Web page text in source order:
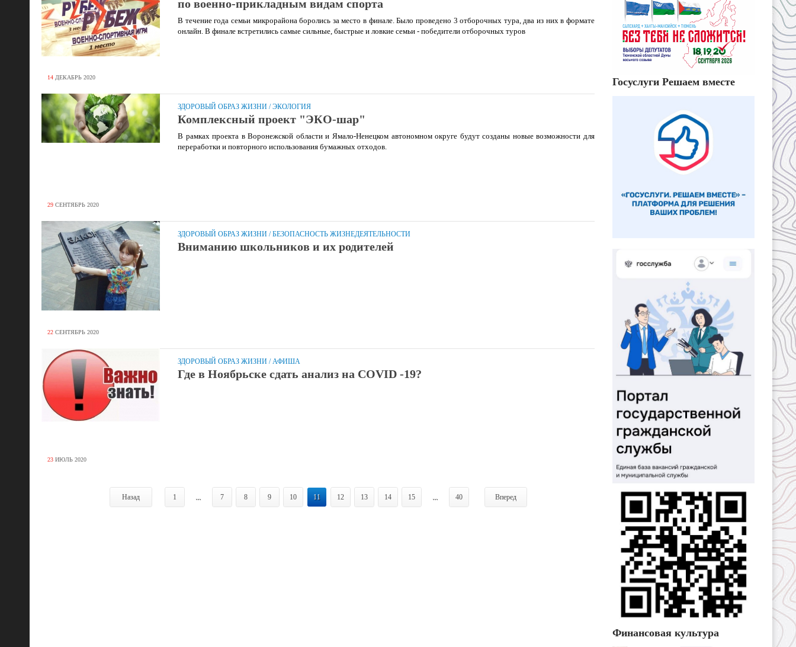
14 ДЕКАБРЬ 2020
по военно-прикладным видам спорта
В течение года семьи микрорайона боролись за место в финале. Было проведено 3 отборочных тура, два из них в формате
онлайн. В финале встретились самые сильные, быстрые и ловкие семьи - победители отборочных туров
29 СЕНТЯБРЬ 2020
ЗДОРОВЫЙ ОБРАЗ ЖИЗНИ /ЭКОЛОГИЯ
Комплексный проект "ЭКО-шар"
В рамках проекта в Воронежской области и Ямало-Ненецком автономном округе будут созданы новые возможности для
переработки и повторного использования бумажных отходов.
22 СЕНТЯБРЬ 2020
ЗДОРОВЫЙ ОБРАЗ ЖИЗНИ /БЕЗОПАСНОСТЬ ЖИЗНЕДЕЯТЕЛЬНОСТИ
Вниманию школьников и их родителей
23 ИЮЛЬ 2020
ЗДОРОВЫЙ ОБРАЗ ЖИЗНИ /АФИША
Где в Ноябрьске сдать анализ на COVID -19?
Назад 1 ... 7 8 9 10 11 12 13 14 15 ... 40 Вперед
Госуслуги Решаем вместе
Финансовая культура